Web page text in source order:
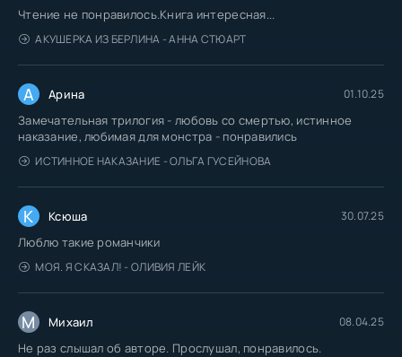
Чтение не понравилось.Книга интересная...
АКУШЕРКА ИЗ БЕРЛИНА - АННА СТЮАРТ
А Арина 01.10.25
Замечательная трилогия - любовь со смертью, истинное
наказание, любимая для монстра - понравились
ИСТИННОЕ НАКАЗАНИЕ - ОЛЬГА ГУСЕЙНОВА
К Ксюша 30.07.25
Люблю такие романчики
МОЯ. Я СКАЗАЛ! - ОЛИВИЯ ЛЕЙК
М Михаил 08.04.25
Не раз слышал об авторе. Прослушал, понравилось.